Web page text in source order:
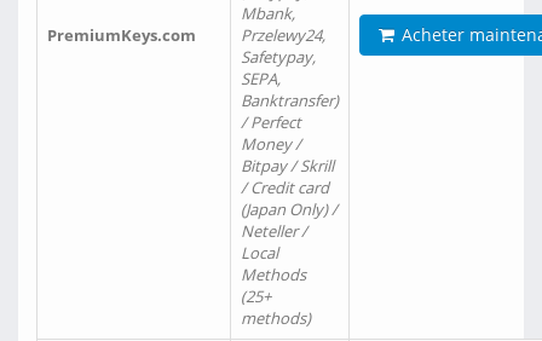
PremiumKeys.com
Mbank,
Przelewy24,
Safetypay,
SEPA,
Banktransfer)
/ Perfect
Money /
Bitpay / Skrill
/ Credit card
(Japan Only) /
Neteller /
Local
Methods
(25+
methods)
Acheter